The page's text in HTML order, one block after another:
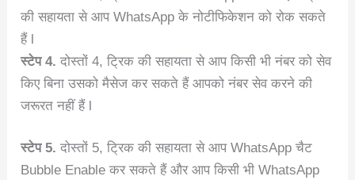
की सहायता से आप WhatsApp के नोटीफिकेशन को रोक सकते
हैं l
स्टेप 4. दोस्तों 4, ट्रिक की सहायता से आप किसी भी नंबर को सेव
किए बिना उसको मैसेज कर सकते हैं आपको नंबर सेव करने की
जरूरत नहीं हैं l
स्टेप 5. दोस्तों 5, ट्रिक की सहायता से आप WhatsApp चैट
Bubble Enable कर सकते हैं और आप किसी भी WhatsApp